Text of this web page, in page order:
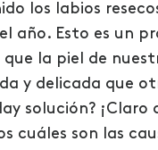
los labios
año. Esto es un
la piel de
y delicada que
solución? ¡Claro
cuáles son las